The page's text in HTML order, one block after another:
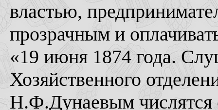
властью,
прозрачным и
«19 июня 1874 года.
Хозяйственного
Н.Ф.Дунаевым